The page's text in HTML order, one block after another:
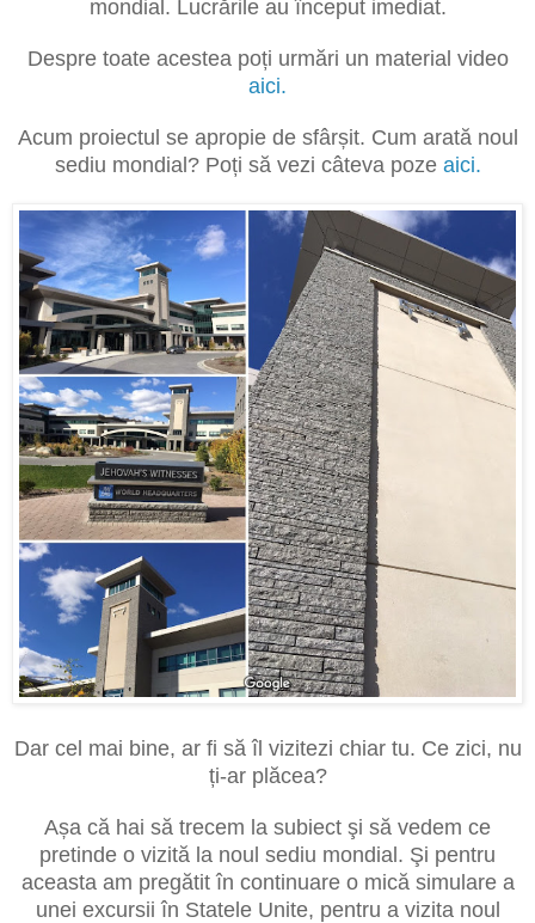
mondial. Lucrările au început imediat.
Despre toate acestea poți urmări un material video
aici.
Acum proiectul se apropie de sfârșit. Cum arată noul
sediu mondial? Poți să vezi câteva poze aici.
Dar cel mai bine, ar fi să îl vizitezi chiar tu. Ce zici, nu
ți-ar plăcea?
Așa că hai să trecem la subiect şi să vedem ce
pretinde o vizită la noul sediu mondial. Şi pentru
aceasta am pregătit în continuare o mică simulare a
unei excursii în Statele Unite, pentru a vizita noul